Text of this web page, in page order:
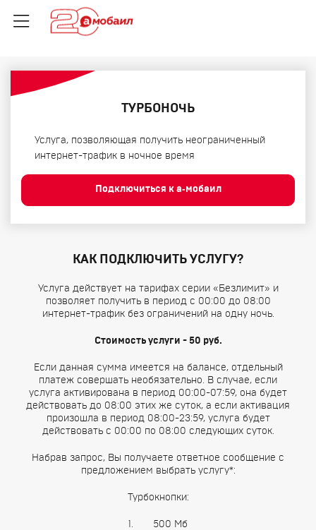
ТУРБОНОЧЬ
Услуга, позволяющая получить неограниченный
интернет-трафик в ночное время
Подключиться к а‑мобаил
КАК ПОДКЛЮЧИТЬ УСЛУГУ?
Услуга действует на тарифах серии «Безлимит» и
позволяет получить в период с 00:00 до 08:00
интернет-трафик без ограничений на одну ночь.
Стоимость услуги - 50 руб.
Если данная сумма имеется на балансе, отдельный
платеж совершать необязательно. В случае, если
услуга активирована в период 00:00-07:59, она будет
действовать до 08:00 этих же суток, а если активация
произошла в период 08:00-23:59, услуга будет
действовать с 00:00 по 08:00 следующих суток.
Набрав запрос, Вы получаете ответное сообщение с
предложением выбрать услугу*:
Турбокнопки:
1. 500 Мб